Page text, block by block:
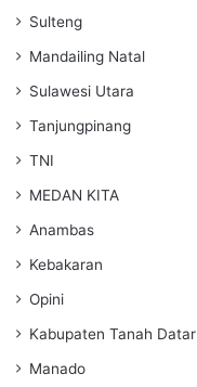
Sulteng
Mandailing Natal
Sulawesi Utara
Tanjungpinang
TNI
MEDAN KITA
Anambas
Kebakaran
Opini
Kabupaten Tanah Datar
Manado